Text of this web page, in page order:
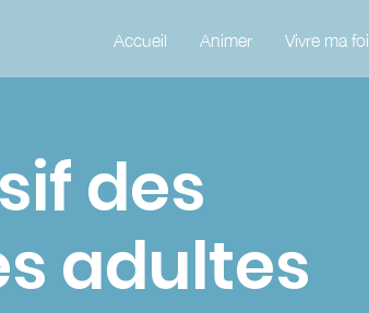
Accueil Animer Vivre ma foi
des
adultes